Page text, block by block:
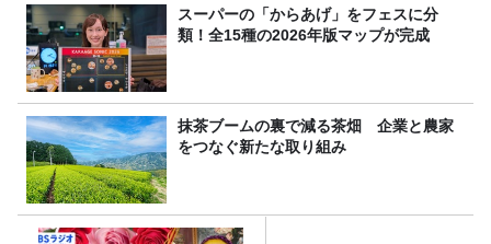
スーパーの「からあげ」をフェスに分
類！全15種の2026年版マップが完成
抹茶ブームの裏で減る茶畑 企業と農家
をつなぐ新たな取り組み